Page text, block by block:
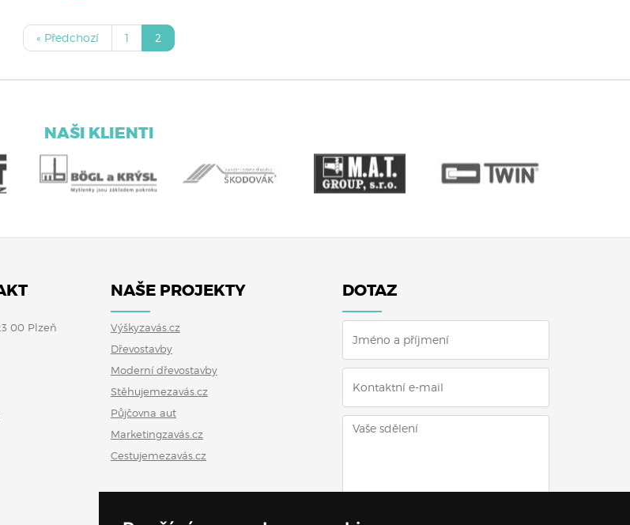
« Předchozí 1 2
NAŠI KLIENTI
00 Plzeň
NAŠE PROJEKTY
Výškyzavás.cz
Dřevostavby
Moderní dřevostavby
Stěhujemezavás.cz
Půjčovna aut
Marketingzavás.cz
Cestujemezavás.cz
DOTAZ